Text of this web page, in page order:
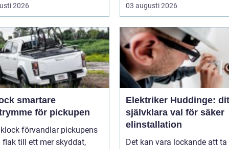
2026 03 augusti 2026
för pickupen
förvandlar pickupens
flak till ett mer skyddat,
Elektriker Huddinge:
självklara val för säker
elinstallation
Det kan vara lockande att ta